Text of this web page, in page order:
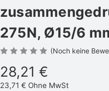
275N, Ø15/6
(Noch keine
28,21 €
23,71 € Ohne MwSt